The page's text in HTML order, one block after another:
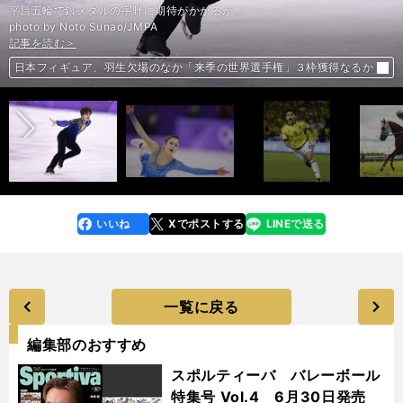
平昌五輪で銀メダルの宇野に期待がかかるが...
photo by Noto Sunao/JMPA
記事を読む＞
日本フィギュア、羽生欠場のなか「来季の世界選手権」３枠獲得なるか
記事を読む＞
日本フィギュア、羽生欠場のなか「来季の世界選手権」３枠獲得なるか
記事を読む＞
現地コロンビア番記者がＷ杯を分析。「今回は日本に楽勝はできない」
記事を読む＞
高松宮記念はスプリンター系の桜花賞馬レーヌミノル「復活の舞台」だ
記事を読む＞
大坂なおみ、ついに憧れのセリーナ戦へ。新たな時代の扉は開かれるか
記事を読む＞
指揮官を直撃。森保ジャパンはパラグアイ遠征で何を試すつもりなのか
記事を読む＞
岡崎慎司の想い「プレミアで点を獲れば代表に…」はハリルに届くか
記事を読む＞
「また負けちゃったよ」とマルケス。MotoGPは開幕から絶叫バトル
記事を読む＞
平昌で全敗のパラアイスホッケー日本。再起へ待ち受けるイバラ道
前へ
faceboo
k
いいね Xでポストする
line LINEで送る
一覧に戻る
編集部のおすすめ
スポルティーバ バレーボール
特集号 Vol.4 6月30日発売